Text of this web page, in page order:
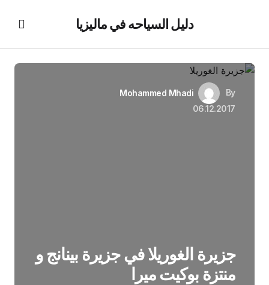
دليل السياحه في ماليزيا
By
Mohammed Mhadi
06.12.2017
جزيرة الغوريلا في جزيرة بينانج و
منتزة بوكيت ميرا